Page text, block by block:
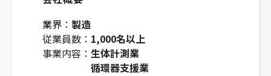
業界 ： 製造
従業員数： 1,000名以上
事業内容： 生体計測業
循環器支援業